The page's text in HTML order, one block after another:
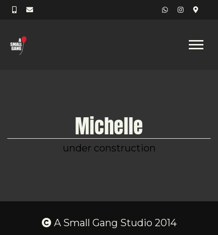
Michelle
under construction
A Small Gang Studio 2014